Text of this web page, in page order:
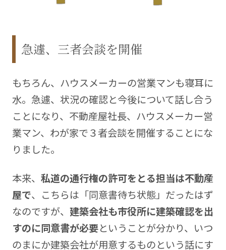
急遽、三者会談を開催
もちろん、ハウスメーカーの営業マンも寝耳に
水。急遽、状況の確認と今後について話し合う
ことになり、不動産屋社長、ハウスメーカー営
業マン、わが家で３者会談を開催することにな
りました。
本来、 私道の通行権の許可をとる担当は不動産
屋で、こちらは「同意書待ち状態」だったはず
なのですが、 建築会社も市役所に建築確認を出
すのに同意書が必要ということが分かり、いつ
のまにか建築会社が用意するものという話にす